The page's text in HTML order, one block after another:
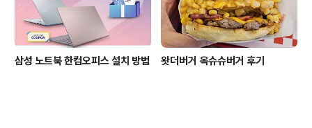
삼성 노트북 한컴오피스 설치 방법 왓더버거 옥슈슈버거 후기